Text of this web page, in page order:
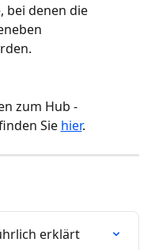
bei denen die
zum Hub -
Sie hier.
erklärt